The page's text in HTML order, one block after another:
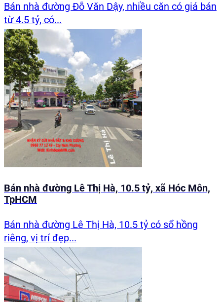
Bán nhà đường Đỗ Văn Dậy, nhiều căn có giá bán
từ 4.5 tỷ, có...
Bán nhà đường Lê Thị Hà, 10.5 tỷ, xã Hóc Môn,
TpHCM
Bán nhà đường Lê Thị Hà, 10.5 tỷ có sổ hồng
riêng, vị trí đẹp...